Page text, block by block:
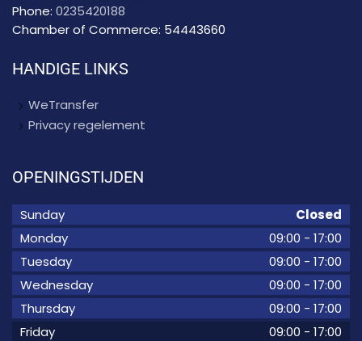
Phone: 0235420188
Chamber of Commerce: 54443660
HANDIGE LINKS
WeTransfer
Privacy regelement
OPENINGSTIJDEN
Sunday
Closed
Monday
09:00 - 17:00
Tuesday
09:00 - 17:00
Wednesday
09:00 - 17:00
Thursday
09:00 - 17:00
Friday
09:00 - 17:00